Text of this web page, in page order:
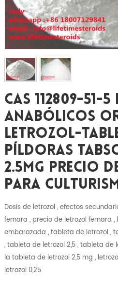
CAS 112809-
Anabólicos
Letrozol-
Píldoras
2.5mg Precio
Para
Dosis de letrozol , efectos
femara , precio de letrozol femara
embarazada , tableta de letrozol ,
, tableta de letrozol 2,5 , tableta de
la tableta de letrozol 2,5 mg ,
letrozol 0,25